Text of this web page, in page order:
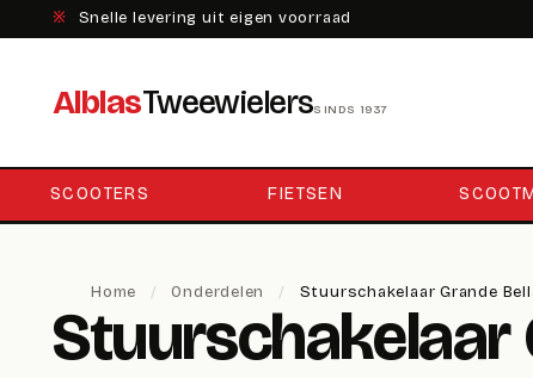
※ Snelle levering uit eigen voorraad
AlblasTweewielersSINDS 1937
SCOOTERS FIETSEN
Home / Onderdelen / Stuurschakelaar Grande
Stuurschakelaar